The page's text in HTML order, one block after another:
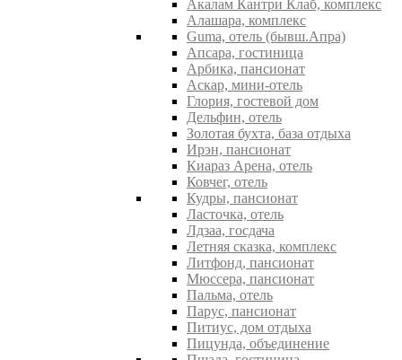
Акалам Кантри Клаб, комплекс
Алашара, комплекс
Guma, отель (бывш.Апра)
Апсара, гостиница
Арбика, пансионат
Аскар, мини-отель
Глория, гостевой дом
Дельфин, отель
Золотая бухта, база отдыха
Ирэн, пансионат
Киараз Арена, отель
Ковчег, отель
Кудры, пансионат
Ласточка, отель
Лдзаа, госдача
Летняя сказка, комплекс
Литфонд, пансионат
Мюссера, пансионат
Пальма, отель
Парус, пансионат
Питиус, дом отдыха
Пицунда, объединение